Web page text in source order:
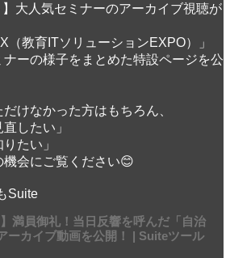
大人気セミナーのアーカイブ視聴が
（教育ITソリューションEXPO）」
ーの様子をまとめた特設ページを公
けなかった方はもちろん、
したい」
たい」
会にご覧ください😊
満員御礼！当日反響を呼んだ「自治
ーカイブ動画を公開！ | Suiteツール